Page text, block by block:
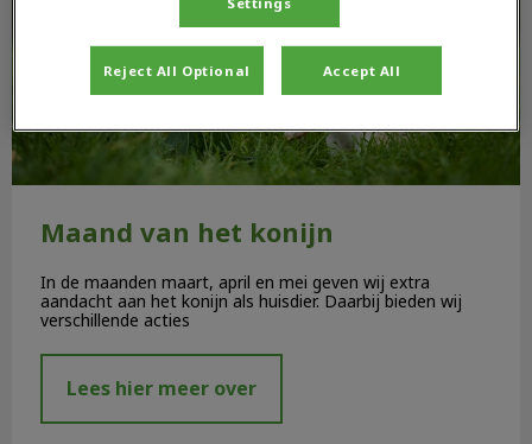
Maand van het konijn
In de maanden maart, april en mei geven wij extra
aandacht aan het konijn als huisdier. Daarbij bieden wij
verschillende acties
Lees hier meer over
Reject All Optional Accept All